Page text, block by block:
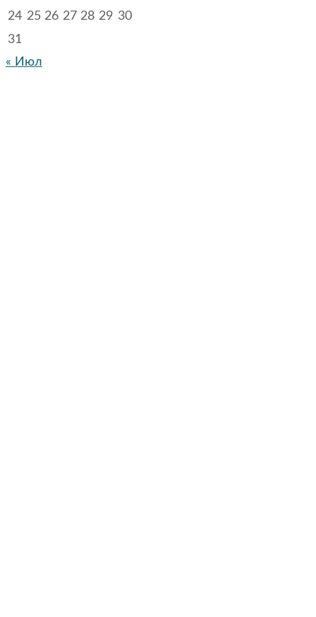
24 25 26 27 28 29 30
31
« Июл